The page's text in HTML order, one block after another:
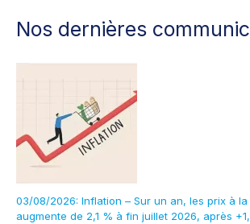
Nos dernières
03/08/2026: Inflation – Sur un an, les prix à
augmente de 2,1 % à fin juillet 2026, après